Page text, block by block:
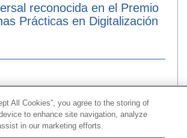
reconocida en el Premio
Prácticas en Digitalización
|Profile of the contractor|Claims
203 203
Private Area Special Benefits
All Cookies”, you agree to the storing of
to enhance site navigation, analyze
in our marketing efforts.